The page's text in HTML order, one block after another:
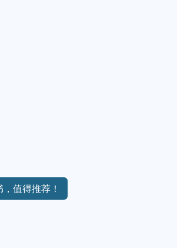
值得推荐！